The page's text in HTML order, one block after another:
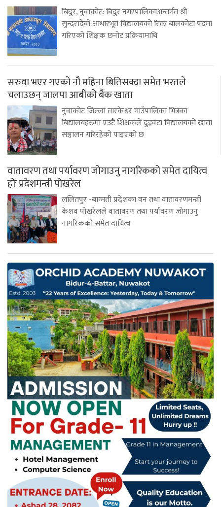
बिदुर, नुवाकोट: बिदुर नगरपालिकाअन्तर्गत श्री
सुन्दरादेवी आधारभूत विद्यालयको रिक्त बालकोटा पदमा
गरिएको शिक्षक छनोट प्रक्रियामाथि
सरुवा भएर गएको नौ महिना बितिसक्दा समेत भरतले
चलाउछन् जालपा आबीको बैंक खाता
नुवाकोट जिल्ला तारकेश्वर गाउँपालिका भित्रका
बिद्यालयहरुमा एउटै शिक्षकले दुइवटा बिद्यालयको खाता
सञ्चालन गरिरहेको पाइएको छ
वातावरण तथा पर्यावरण जोगाउनु नागरिकको समेत दायित्व
होः प्रदेशमन्त्री पोखरेल
ललितपुर -बाग्मती प्रदेशका वन तथा वातावरणमन्त्री
केशव पोखरेलले वातावरण तथा पर्यावरण जोगाउनु
नागरिकको समेत दायित्व